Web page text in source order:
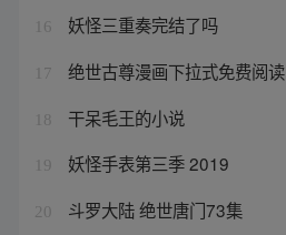
16 妖怪三重奏完结了吗
17 绝世古尊漫画下拉式免费阅读
18 干呆毛王的小说
19 妖怪手表第三季 2019
20 斗罗大陆 绝世唐门73集